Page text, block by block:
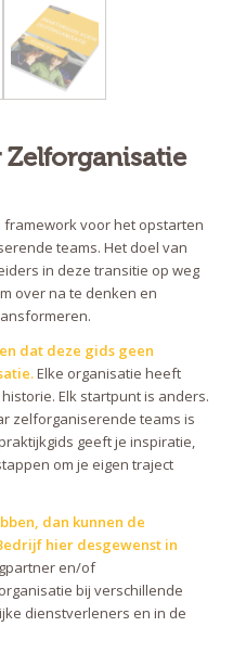
voor het opstarten
teams. Het doel van
in deze transitie op weg
over na te denken en
dat deze gids geen
Elke organisatie heeft
Elk startpunt is anders.
zelforganiserende teams is
geeft je inspiratie,
om je eigen traject
dan kunnen de
hier desgewenst in
en/of
bij verschillende
dienstverleners en in de